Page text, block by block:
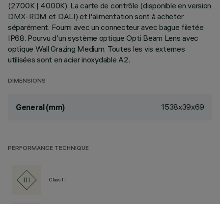
(2700K | 4000K). La carte de contrôle (disponible en version
DMX-RDM et DALI) et l'alimentation sont à acheter
séparément. Fourni avec un connecteur avec bague filetée
IP68. Pourvu d'un système optique Opti Beam Lens avec
optique Wall Grazing Medium. Toutes les vis externes
utilisées sont en acier inoxydable A2.
DIMENSIONS
General (mm) 1538x39x69
PERFORMANCE TECHNIQUE
Class III